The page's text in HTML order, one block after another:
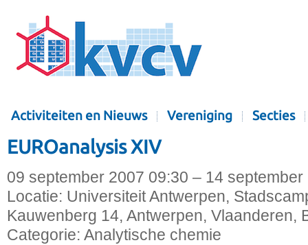
Activiteiten en Nieuws Vereniging Secties
EUROanalysis XIV
09 september 2007 09:30 – 14
Locatie: Universiteit Antwerpen,
Kauwenberg 14, Antwerpen, Vlaanderen,
Categorie: Analytische chemie